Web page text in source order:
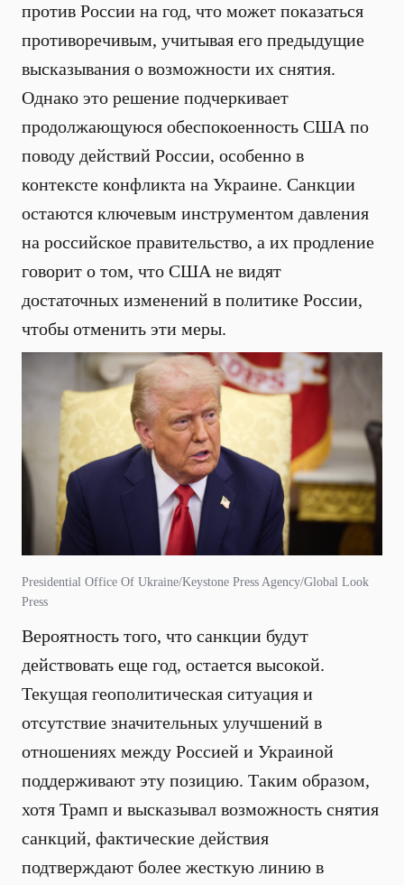
против России на год, что может показаться
противоречивым, учитывая его предыдущие
высказывания о возможности их снятия.
Однако это решение подчеркивает
продолжающуюся обеспокоенность США по
поводу действий России, особенно в
контексте конфликта на Украине. Санкции
остаются ключевым инструментом давления
на российское правительство, а их продление
говорит о том, что США не видят
достаточных изменений в политике России,
чтобы отменить эти меры.
Presidential Office Of Ukraine/Keystone Press Agency/Global Look
Press
Вероятность того, что санкции будут
действовать еще год, остается высокой.
Текущая геополитическая ситуация и
отсутствие значительных улучшений в
отношениях между Россией и Украиной
поддерживают эту позицию. Таким образом,
хотя Трамп и высказывал возможность снятия
санкций, фактические действия
подтверждают более жесткую линию в